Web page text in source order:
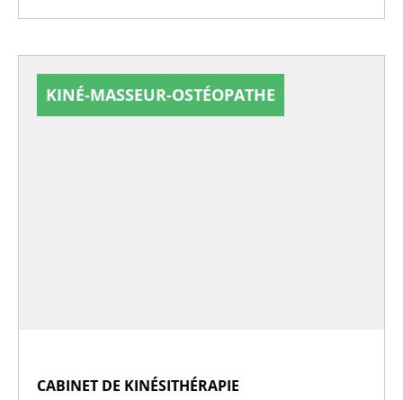
KINÉ-MASSEUR-OSTÉOPATHE
CABINET DE KINÉSITHÉRAPIE